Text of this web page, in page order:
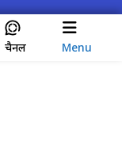
चैनल Menu